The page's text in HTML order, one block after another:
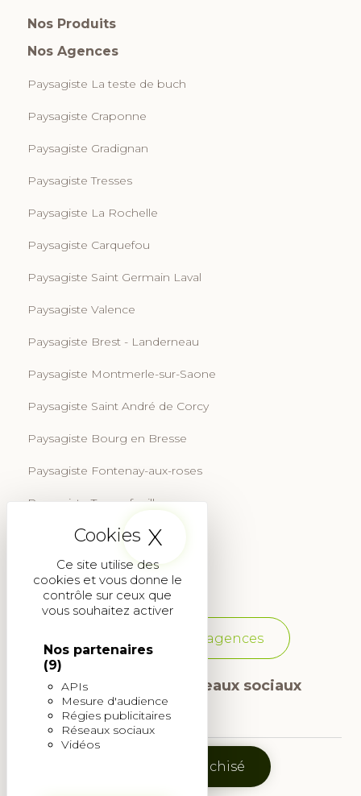
Ce site utilise des
cookies et vous donne le
contrôle sur ceux que
vous souhaitez activer
Nos partenaires
(9)
APIs
Mesure d'audience
Régies publicitaires
Réseaux sociaux
Vidéos
X
Nos Produits
Nos Agences
Paysagiste La teste de buch
Paysagiste Craponne
Paysagiste Gradignan
Paysagiste Tresses
Paysagiste La Rochelle
Paysagiste Carquefou
Paysagiste Saint Germain Laval
Paysagiste Valence
Paysagiste Brest - Landerneau
Paysagiste Montmerle-sur-Saone
Paysagiste Saint André de Corcy
Paysagiste Bourg en Bresse
Paysagiste Fontenay-aux-roses
Paysagiste Tournefeuille
Paysagiste Aix-en-Provence
Paysagiste Martignas-sur-Jalle
Voir toutes les agences
Suivez-nous sur les réseaux sociaux
Icône
Facebook
Icône
Instagram
Devenir franchisé